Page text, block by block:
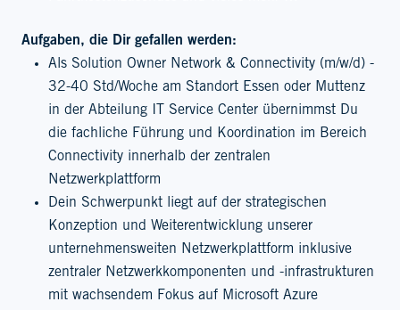
Aufgaben, die Dir gefallen werden:
Als Solution Owner Network & Connectivity (m/w/d) -
32-40 Std/Woche am Standort Essen oder Muttenz
in der Abteilung IT Service Center übernimmst Du
die fachliche Führung und Koordination im Bereich
Connectivity innerhalb der zentralen
Netzwerkplattform
Dein Schwerpunkt liegt auf der strategischen
Konzeption und Weiterentwicklung unserer
unternehmensweiten Netzwerkplattform inklusive
zentraler Netzwerkkomponenten und -infrastrukturen
mit wachsendem Fokus auf Microsoft Azure